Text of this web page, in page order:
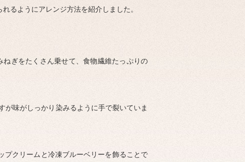
るようにアレンジ方法を紹介しました。
ぎをたくさん乗せて、食物繊維たっぷりの
味がしっかり染みるように手で裂いていま
クリームと冷凍ブルーベリーを飾ることで